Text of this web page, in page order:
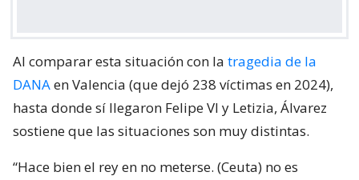
Al comparar esta situación con la tragedia de la
DANAen Valencia (que dejó 238 víctimas en 2024),
hasta donde sí llegaron Felipe VI y Letizia, Álvarez
sostiene que las situaciones son muy distintas.
“Hace bien el rey en no meterse. (Ceuta) no es